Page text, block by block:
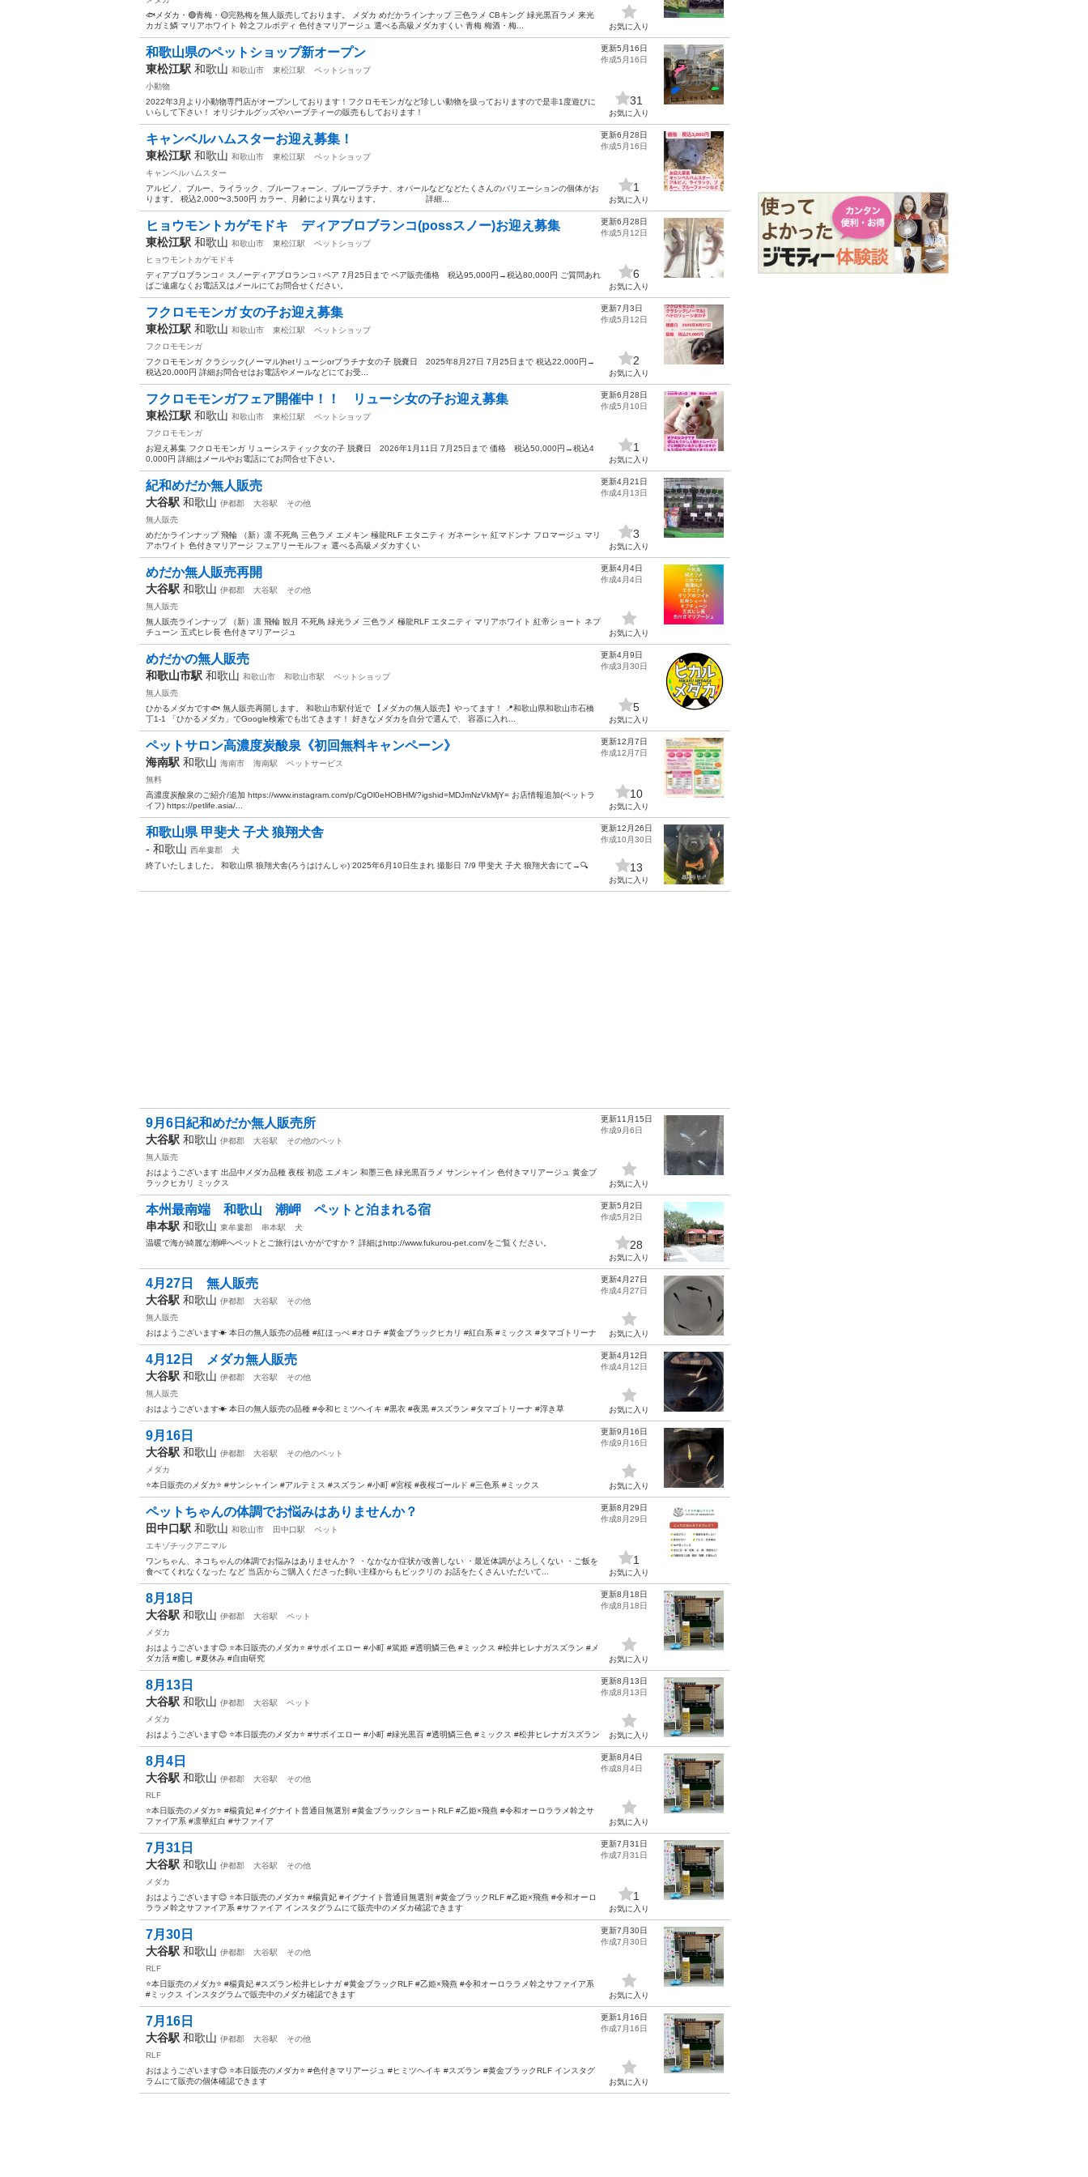
🐟メダカ・🟢青梅・🟡完熟梅を無人販売しております。 メダカ めだかラインナップ 三色ラメ CBキング 緑光黒百ラメ 来光
カガミ鱗 マリアホワイト 幹之フルボディ 色付きマリアージュ 選べる高級メダカすくい 青梅 梅酒・梅...
お気に入り
和歌山県のペットショップ新オープン
東松江駅 和歌山 和歌山市 東松江駅
ペットショップ
小動物
2022年3月より小動物専門店がオープンしております！フクロモモンガなど珍しい動物を扱っておりますので是非1度遊びに
いらして下さい！ オリジナルグッズやハーブティーの販売もしております！
更新5月16日
作成5月16日
31
お気に入り
キャンベルハムスターお迎え募集！
東松江駅 和歌山 和歌山市 東松江駅
ペットショップ
キャンベルハムスター
アルビノ、ブルー、ライラック、ブルーフォーン、ブループラチナ、オパールなどなどたくさんのバリエーションの個体がお
ります。 税込2,000〜3,500円 カラー、月齢により異なります。 詳細...
更新6月28日
作成5月16日
1
お気に入り
ヒョウモントカゲモドキ ディアブロブランコ(possスノー)お迎え募集
東松江駅 和歌山 和歌山市 東松江駅
ペットショップ
ヒョウモントカゲモドキ
ディアブロブランコ♂ スノーディアブロランコ♀ペア 7月25日まで ペア販売価格 税込95,000円→税込80,000円 ご質問あれ
ばご遠慮なくお電話又はメールにてお問合せください。
更新6月28日
作成5月12日
6
お気に入り
フクロモモンガ 女の子お迎え募集
東松江駅 和歌山 和歌山市 東松江駅
ペットショップ
フクロモモンガ
フクロモモンガ クラシック(ノーマル)hetリューシorプラチナ女の子 脱嚢日 2025年8月27日 7月25日まで 税込22,000円→
税込20,000円 詳細お問合せはお電話やメールなどにてお受...
更新7月3日
作成5月12日
2
お気に入り
フクロモモンガフェア開催中！！ リューシ女の子お迎え募集
東松江駅 和歌山 和歌山市 東松江駅
ペットショップ
フクロモモンガ
お迎え募集 フクロモモンガ リューシスティック女の子 脱嚢日 2026年1月11日 7月25日まで 価格 税込50,000円→税込4
0,000円 詳細はメールやお電話にてお問合せ下さい。
更新6月28日
作成5月10日
1
お気に入り
紀和めだか無人販売
大谷駅 和歌山 伊都郡 大谷駅
その他
無人販売
めだかラインナップ 飛輪 （新）凛 不死鳥 三色ラメ エメキン 極龍RLF エタニティ ガネーシャ 紅マドンナ フロマージュ マリ
アホワイト 色付きマリアージ フェアリーモルフォ 選べる高級メダカすくい
更新4月21日
作成4月13日
3
お気に入り
めだか無人販売再開
大谷駅 和歌山 伊都郡 大谷駅
その他
無人販売
無人販売ラインナップ （新）凛 飛輪 観月 不死鳥 緑光ラメ 三色ラメ 極龍RLF エタニティ マリアホワイト 紅帝ショート ネプ
チューン 五式ヒレ長 色付きマリアージュ
更新4月4日
作成4月4日
お気に入り
めだかの無人販売
和歌山市駅 和歌山 和歌山市 和歌山市駅
ペットショップ
無人販売
ひかるメダカです🐟 無人販売再開します。 和歌山市駅付近で 【メダカの無人販売】やってます！ 📍和歌山県和歌山市石橋
丁1-1 「ひかるメダカ」でGoogle検索でも出てきます！ 好きなメダカを自分で選んで、 容器に入れ...
更新4月9日
作成3月30日
5
お気に入り
ペットサロン高濃度炭酸泉《初回無料キャンペーン》
海南駅 和歌山 海南市 海南駅
ペットサービス
無料
高濃度炭酸泉のご紹介/追加 https://www.instagram.com/p/CgOl0eHOBHM/?igshid=MDJmNzVkMjY= お店情報追加(ペットラ
イフ) https://petlife.asia/...
更新12月7日
作成12月7日
10
お気に入り
和歌山県 甲斐犬 子犬 狼翔犬舎
- 和歌山 西牟婁郡
犬
終了いたしました。 和歌山県 狼翔犬舎(ろうはけんしゃ) 2025年6月10日生まれ 撮影日 7/9 甲斐犬 子犬 狼翔犬舎にて→🔍
更新12月26日
作成10月30日
13
お気に入り
9月6日紀和めだか無人販売所
大谷駅 和歌山 伊都郡 大谷駅
その他のペット
無人販売
おはようございます 出品中メダカ品種 夜桜 初恋 エメキン 和墨三色 緑光黒百ラメ サンシャイン 色付きマリアージュ 黄金ブ
ラックヒカリ ミックス
更新11月15日
作成9月6日
お気に入り
本州最南端 和歌山 潮岬 ペットと泊まれる宿
串本駅 和歌山 東牟婁郡 串本駅
犬
温暖で海が綺麗な潮岬へペットとご旅行はいかがですか？ 詳細はhttp://www.fukurou-pet.com/をご覧ください。
更新5月2日
作成5月2日
28
お気に入り
4月27日 無人販売
大谷駅 和歌山 伊都郡 大谷駅
その他
無人販売
おはようございます☀ 本日の無人販売の品種 #紅ほっぺ #オロチ #黄金ブラックヒカリ #紅白系 #ミックス #タマゴトリーナ
更新4月27日
作成4月27日
お気に入り
4月12日 メダカ無人販売
大谷駅 和歌山 伊都郡 大谷駅
その他
無人販売
おはようございます☀ 本日の無人販売の品種 #令和ヒミツヘイキ #黒衣 #夜黒 #スズラン #タマゴトリーナ #浮き草
更新4月12日
作成4月12日
お気に入り
9月16日
大谷駅 和歌山 伊都郡 大谷駅
その他のペット
メダカ
⭐️本日販売のメダカ⭐️ #サンシャイン #アルテミス #スズラン #小町 #宮桜 #夜桜ゴールド #三色系 #ミックス
更新9月16日
作成9月16日
お気に入り
ペットちゃんの体調でお悩みはありませんか？
田中口駅 和歌山 和歌山市 田中口駅
ペット
エキゾチックアニマル
ワンちゃん、ネコちゃんの体調でお悩みはありませんか？ ・なかなか症状が改善しない ・最近体調がよろしくない ・ご飯を
食べてくれなくなった など 当店からご購入くださった飼い主様からもビックリの お話をたくさんいただいて...
更新8月29日
作成8月29日
1
お気に入り
8月18日
大谷駅 和歌山 伊都郡 大谷駅
ペット
メダカ
おはようございます😊 ⭐️本日販売のメダカ⭐️ #サボイエロー #小町 #篤姫 #透明鱗三色 #ミックス #松井ヒレナガスズラン #メ
ダカ活 #癒し #夏休み #自由研究
更新8月18日
作成8月18日
お気に入り
8月13日
大谷駅 和歌山 伊都郡 大谷駅
ペット
メダカ
おはようございます😊 ⭐️本日販売のメダカ⭐️ #サボイエロー #小町 #緑光黒百 #透明鱗三色 #ミックス #松井ヒレナガスズラン
更新8月13日
作成8月13日
お気に入り
8月4日
大谷駅 和歌山 伊都郡 大谷駅
その他
RLF
⭐️本日販売のメダカ⭐️ #楊貴妃 #イグナイト普通目無選別 #黄金ブラックショートRLF #乙姫×飛燕 #令和オーロララメ幹之サ
ファイア系 #凛華紅白 #サファイア
更新8月4日
作成8月4日
お気に入り
7月31日
大谷駅 和歌山 伊都郡 大谷駅
その他
メダカ
おはようございます😊 ⭐️本日販売のメダカ⭐️ #楊貴妃 #イグナイト普通目無選別 #黄金ブラックRLF #乙姫×飛燕 #令和オーロ
ララメ幹之サファイア系 #サファイア インスタグラムにて販売中のメダカ確認できます
更新7月31日
作成7月31日
1
お気に入り
7月30日
大谷駅 和歌山 伊都郡 大谷駅
その他
RLF
⭐️本日販売のメダカ⭐️ #楊貴妃 #スズラン松井ヒレナガ #黄金ブラックRLF #乙姫×飛燕 #令和オーロララメ幹之サファイア系
#ミックス インスタグラムで販売中のメダカ確認できます
更新7月30日
作成7月30日
お気に入り
7月16日
大谷駅 和歌山 伊都郡 大谷駅
その他
RLF
おはようございます😊 ⭐️本日販売のメダカ⭐️ #色付きマリアージュ #ヒミツヘイキ #スズラン #黄金ブラックRLF インスタグ
ラムにて販売の個体確認できます
更新1月16日
作成7月16日
お気に入り